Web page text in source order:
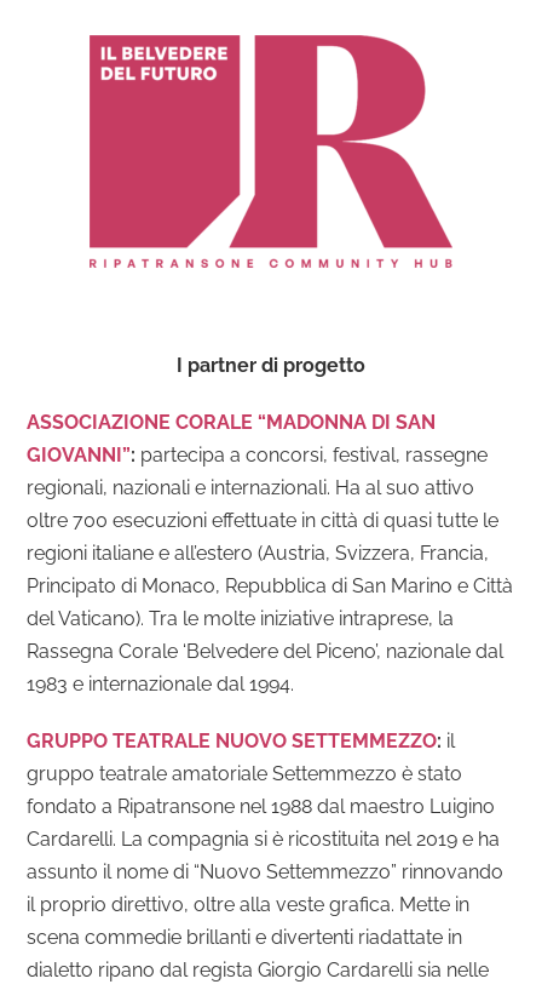
I partner di progetto
ASSOCIAZIONE CORALE “MADONNA DI SAN
GIOVANNI”: partecipa a concorsi, festival, rassegne
regionali, nazionali e internazionali. Ha al suo attivo
oltre 700 esecuzioni effettuate in città di quasi tutte le
regioni italiane e all’estero (Austria, Svizzera, Francia,
Principato di Monaco, Repubblica di San Marino e Città
del Vaticano). Tra le molte iniziative intraprese, la
Rassegna Corale ‘Belvedere del Piceno’, nazionale dal
1983 e internazionale dal 1994.
GRUPPO TEATRALE NUOVO SETTEMMEZZO: il
gruppo teatrale amatoriale Settemmezzo è stato
fondato a Ripatransone nel 1988 dal maestro Luigino
Cardarelli. La compagnia si è ricostituita nel 2019 e ha
assunto il nome di “Nuovo Settemmezzo” rinnovando
il proprio direttivo, oltre alla veste grafica. Mette in
scena commedie brillanti e divertenti riadattate in
dialetto ripano dal regista Giorgio Cardarelli sia nelle